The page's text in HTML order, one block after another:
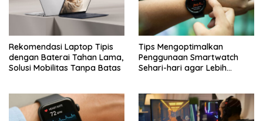
Rekomendasi Laptop Tipis
dengan Baterai Tahan Lama,
Solusi Mobilitas Tanpa Batas
Tips Mengoptimalkan
Penggunaan Smartwatch
Sehari-hari agar Lebih